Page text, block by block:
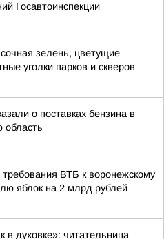
Госавтоинспекции
зелень, цветущие
уголки парков и скверов
о поставках бензина в
область
ВТБ к воронежскому
яблок на 2 млрд рублей
в духовке»: читательница